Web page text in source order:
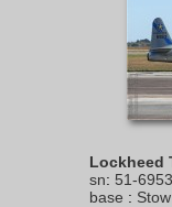
Lockheed
sn: 51-6953
base :